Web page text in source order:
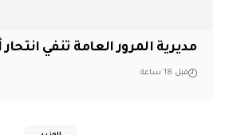
مديرية المرور العامة تنفي
قبل 18 ساعة